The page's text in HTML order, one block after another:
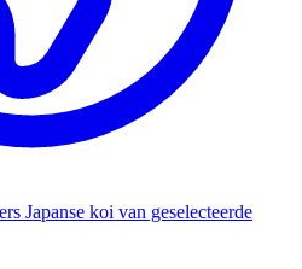
Japanse koi van geselecteerde